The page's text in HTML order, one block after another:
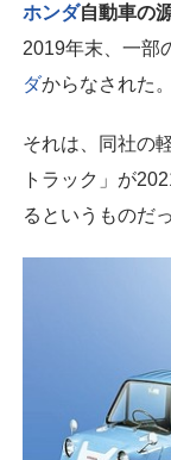
ホンダ自動車の
2019年末、一部
ダからなされた。
それは、同社の
トラック」が
るというものだっ